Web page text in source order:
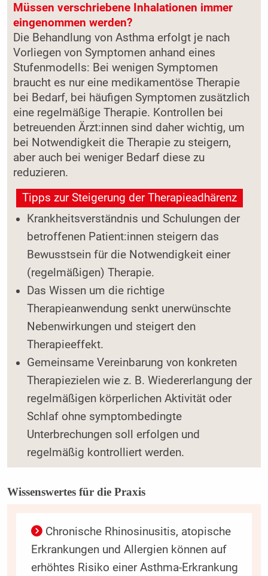
Müssen verschriebene Inhalationen immer
eingenommen werden?
Die Behandlung von Asthma erfolgt je nach
Vorliegen von Symptomen anhand eines
Stufenmodells: Bei wenigen Symptomen
braucht es nur eine medikamentöse Therapie
bei Bedarf, bei häufigen Symptomen zusätzlich
eine regelmäßige Therapie. Kontrollen bei
betreuenden Ärzt:innen sind daher wichtig, um
bei Notwendigkeit die Therapie zu steigern,
aber auch bei weniger Bedarf diese zu
reduzieren.
Tipps zur Steigerung der Therapieadhärenz
Krankheitsverständnis und Schulungen der
betroffenen Patient:innen steigern das
Bewusstsein für die Notwendigkeit einer
(regelmäßigen) Therapie.
Das Wissen um die richtige
Therapieanwendung senkt unerwünschte
Nebenwirkungen und steigert den
Therapieeffekt.
Gemeinsame Vereinbarung von konkreten
Therapiezielen wie z. B. Wiedererlangung der
regelmäßigen körperlichen Aktivität oder
Schlaf ohne symptombedingte
Unterbrechungen soll erfolgen und
regelmäßig kontrolliert werden.
Wissenswertes für die Praxis
Chronische Rhinosinusitis, atopische
Erkrankungen und Allergien können auf
erhöhtes Risiko einer Asthma-Erkrankung